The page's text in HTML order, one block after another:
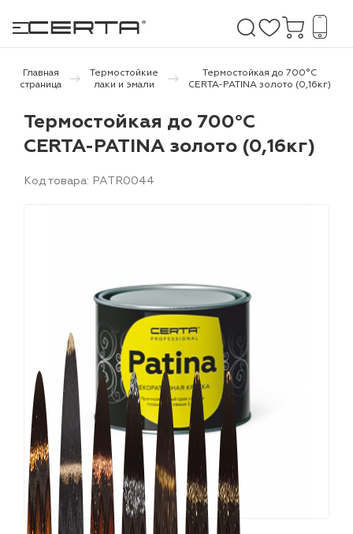
покрытия
и дачи
и эмали
Главная
страница
Термостойкие
лаки и эмали
Термостойкая до 700°С
CERTA-PATINA золото (0,16кг)
Термостойкая до 700°С
CERTA-PATINA золото (0,16кг)
Код товара: PATR0044